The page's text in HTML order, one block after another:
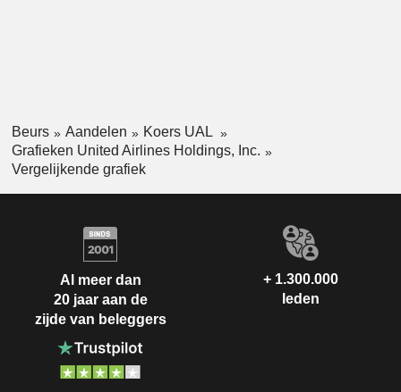
Beurs Aandelen
Koers UAL
Grafieken United Airlines Holdings, Inc.
Vergelijkende grafiek
Al meer dan
20 jaar aan de
zijde van beleggers
+ 1.300.000
leden